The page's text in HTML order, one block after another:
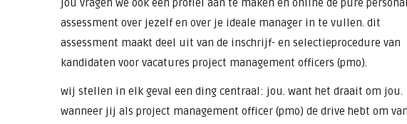
assessment over jezelf en over je ideale manager in te vullen. dit
assessment maakt deel uit van de inschrijf- en selectieprocedure van
kandidaten voor vacatures project management officers (pmo).
wij stellen in elk geval een ding centraal: jou. want het draait om jou.
wanneer jij als project management officer (pmo) de drive hebt om van